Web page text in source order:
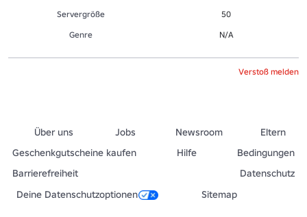
Servergröße
50
Genre
N/A
Verstoß melden
Über uns Jobs Newsroom
Eltern
Geschenkgutscheine kaufen
Hilfe
Bedingungen
Barrierefreiheit
Datenschutz
Deine Datenschutzoptionen
Sitemap